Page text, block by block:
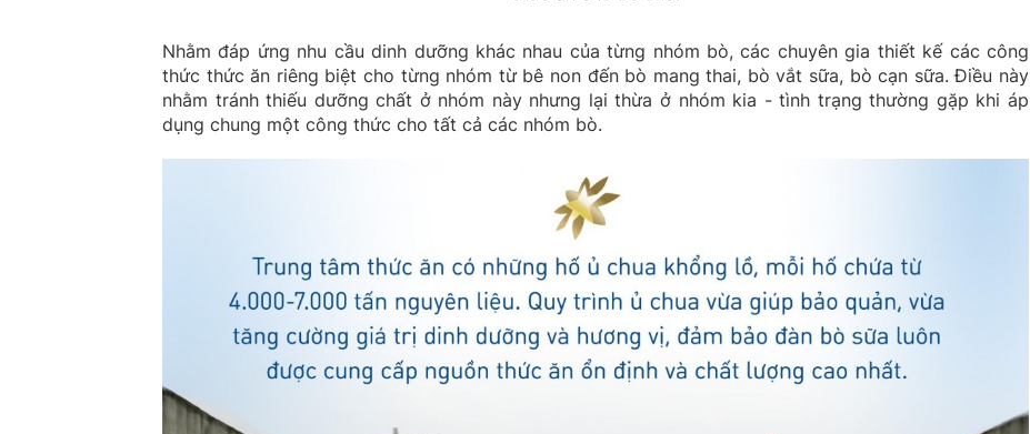
Nhằm đáp ứng nhu cầu dinh dưỡng khác nhau của từng nhóm bò, các chuyên gia thiết kế các công
thức thức ăn riêng biệt cho từng nhóm từ bê non đến bò mang thai, bò vắt sữa, bò cạn sữa. Điều này
nhằm tránh thiếu dưỡng chất ở nhóm này nhưng lại thừa ở nhóm kia - tình trạng thường gặp khi áp
dụng chung một công thức cho tất cả các nhóm bò.